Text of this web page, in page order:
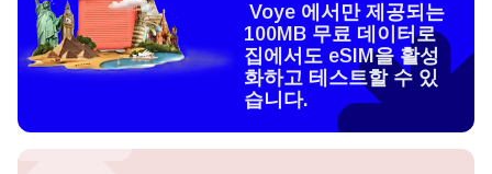
Voye 에서만 제공되는
100MB 무료 데이터로
집에서도 eSIM을 활성
화하고 테스트할 수 있
습니다.